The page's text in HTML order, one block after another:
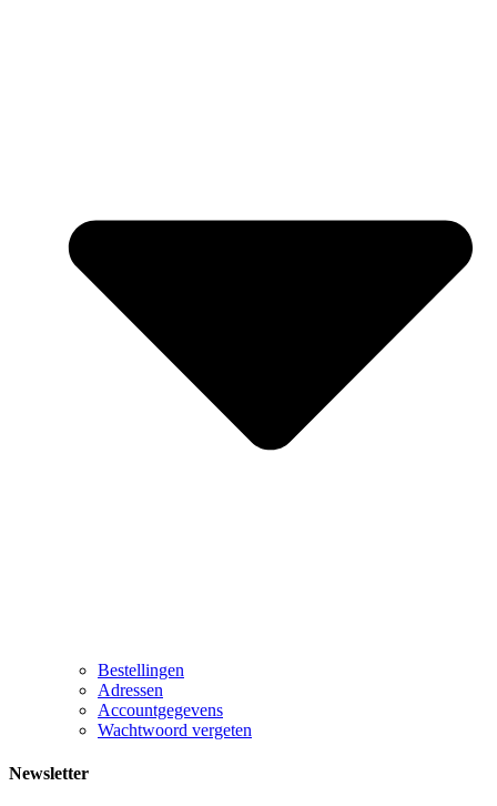
Bestellingen
Adressen
Accountgegevens
Wachtwoord vergeten
Newsletter